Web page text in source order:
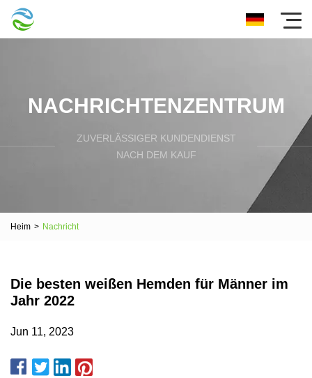
NACHRICHTENZENTRUM
ZUVERLÄSSIGER KUNDENDIENST
NACH DEM KAUF
Heim > Nachricht
Die besten weißen Hemden für Männer im
Jahr 2022
Jun 11, 2023